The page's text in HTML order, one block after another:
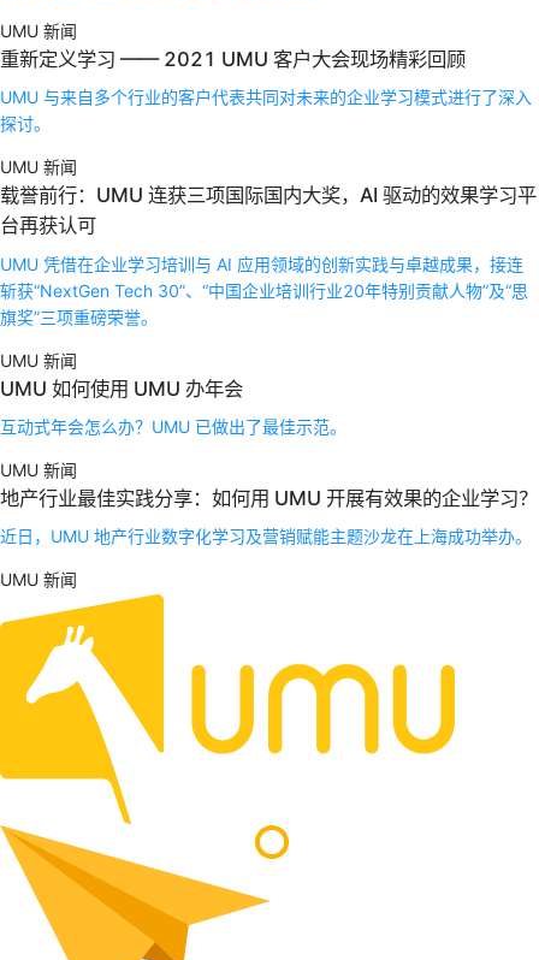
UMU 新闻
重新定义学习 —— 2021 UMU 客户大会现场精彩回顾
UMU 与来自多个行业的客户代表共同对未来的企业学习模式进行了深入
探讨。
UMU 新闻
载誉前行：UMU 连获三项国际国内大奖，AI 驱动的效果学习平
台再获认可
UMU 凭借在企业学习培训与 AI 应用领域的创新实践与卓越成果，接连
斩获“NextGen Tech 30”、“中国企业培训行业20年特别贡献人物”及“思
旗奖”三项重磅荣誉。
UMU 新闻
UMU 如何使用 UMU 办年会
互动式年会怎么办？UMU 已做出了最佳示范。
UMU 新闻
地产行业最佳实践分享：如何用 UMU 开展有效果的企业学习？
近日，UMU 地产行业数字化学习及营销赋能主题沙龙在上海成功举办。
UMU 新闻